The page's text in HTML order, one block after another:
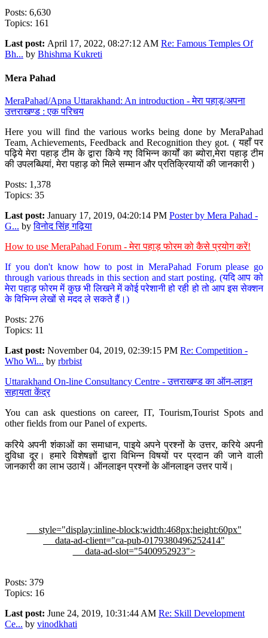
Posts: 6,630
Topics: 161
Last post: April 17, 2022, 08:27:12 AM Re: Famous Temples Of
Bh... by Bhishma Kukreti
Mera Pahad
MeraPahad/Apna Uttarakhand: An introduction - मेरा पहाड़/अपना
उत्तराखण्ड : एक परिचय
Here you will find the various works being done by MeraPahad
Team, Achievements, Feedback and Recognition they got. ( यहाँ पर
पढ़िये मेरा पहाड़ टीम के द्वारा किये गए विभिन्न कार्यों का ब्योरा,मेरा पहाड़ टीम
की उपलब्धियां, मेरा पहाड़ को मिले सम्मान और प्रतिक्रियायों की जानकारी )
Posts: 1,378
Topics: 35
Last post: January 17, 2019, 04:20:14 PM Poster by Mera Pahad -
G... byविनोद सिंह गढ़िया
How to use MeraPahad Forum - मेरा पहाड़ फोरम को कैसे प्रयोग करें!
If you don't know how to post in MeraPahad Forum please go
through various threads in this section and start posting. (यदि आप को
मेरा पहाड़ फोरम में कुछ भी लिखने में कोई परेशानी हो रही हो तो आप इस सेक्शन
के विभिन्न लेखों से मदद ले सकते हैं।)
Posts: 276
Topics: 11
Last post: November 04, 2019, 02:39:15 PM Re: Competition -
Who Wi... by rbrbist
Uttarakhand On-line Consultancy Centre - उत्तराखण्ड का ऑन-लाइन
सहायता केंद्र
You can ask questions on career, IT, Tourism,Tourist Spots and
other fields from our Panel of experts.
करिये अपनी शंकाओं का समाधान, पाइये अपने प्रश्नों के उत्तर, करिये अपनी
दुविधा दूर। हमारे विशेषज्ञों द्वारा विभिन्न विषयों पर प्रदान की जाने वाली
जानकारी का लाभ उठायें। ऑनलाइन प्रश्नों के ऑनलाइन उत्तर पायें।
style="display:inline-block;width:468px;height:60px"
data-ad-client="ca-pub-0179380496252414"
data-ad-slot="5400952923">
Posts: 379
Topics: 16
Last post: June 24, 2019, 10:31:44 AM Re: Skill Development
Ce... by vinodkhati